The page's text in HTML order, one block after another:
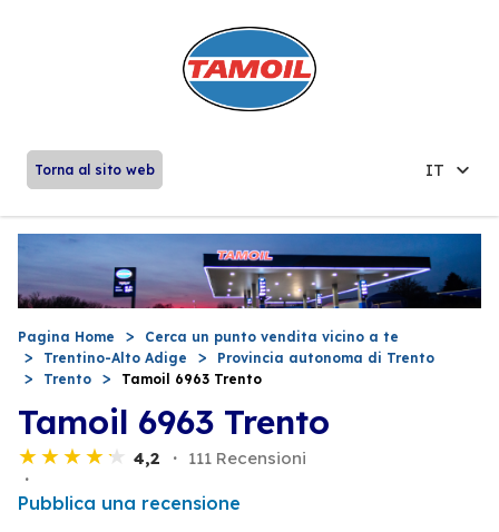
Torna al sito web IT
Pagina Home
Cerca un punto vendita vicino a te
Trentino-Alto Adige
Provincia autonoma di Trento
Trento
Tamoil 6963 Trento
Tamoil 6963 Trento
4,2 111 Recensioni
Pubblica una recensione